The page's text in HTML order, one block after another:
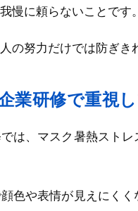
慢に頼らないことです
の努力だけでは防ぎき
業研修で重視
は、マスク暑熱スト
色や表情が見えにく